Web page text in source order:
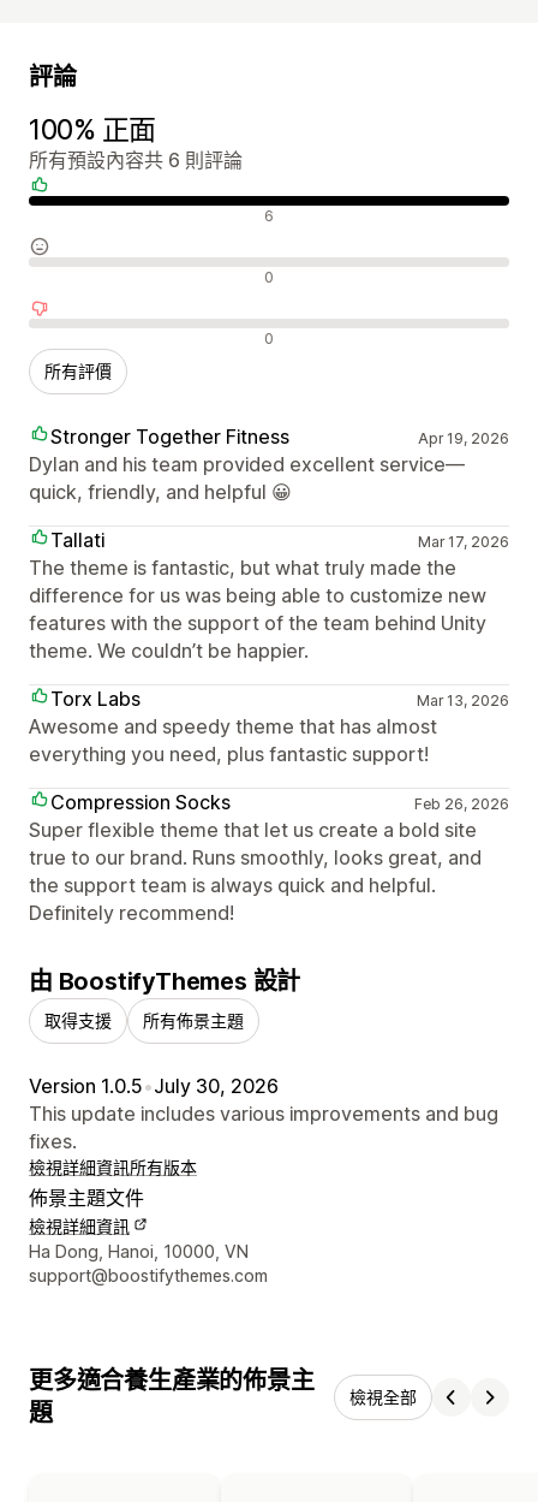
評論
100% 正面
所有預設內容共 6 則評論
正面評論 6
中立評論 0
負面評論 0
所有評價
Stronger Together Fitness Apr 19, 2026
Dylan and his team provided excellent service—
quick, friendly, and helpful 😀
Tallati
Mar 17, 2026
The theme is fantastic, but what truly made the
difference for us was being able to customize new
features with the support of the team behind Unity
theme. We couldn’t be happier.
Torx Labs
Mar 13, 2026
Awesome and speedy theme that has almost
everything you need, plus fantastic support!
Compression Socks
Feb 26, 2026
Super flexible theme that let us create a bold site
true to our brand. Runs smoothly, looks great, and
the support team is always quick and helpful.
Definitely recommend!
由 BoostifyThemes 設計
取得支援 所有佈景主題
Version 1.0.5•July 30, 2026
This update includes various improvements and bug
fixes.
檢視詳細資訊所有版本
佈景主題文件
檢視詳細資訊
設計者聯絡詳細資訊
Ha Dong, Hanoi, 10000, VN
support@boostifythemes.com
更多適合養生產業的佈景主
題
檢視全部